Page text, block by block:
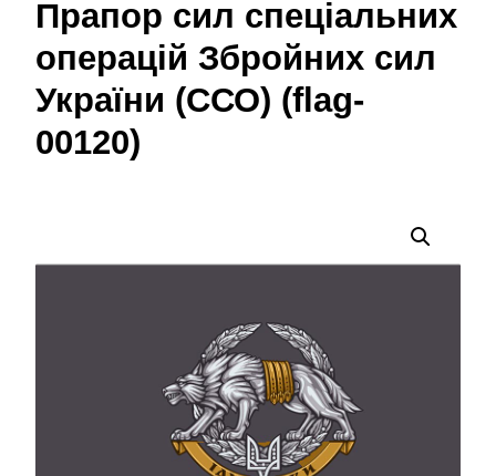
Прапор сил спеціальних
операцій Збройних сил
України (ССО) (flag-
00120)